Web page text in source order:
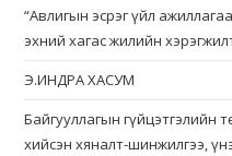
“Авлигын эсрэг үйл
эхний хагас жилийн
Э.ИНДРА ХАСУМ
Байгууллагын гүйцэтгэлийн
хийсэн хяналт-шинжилгээ,